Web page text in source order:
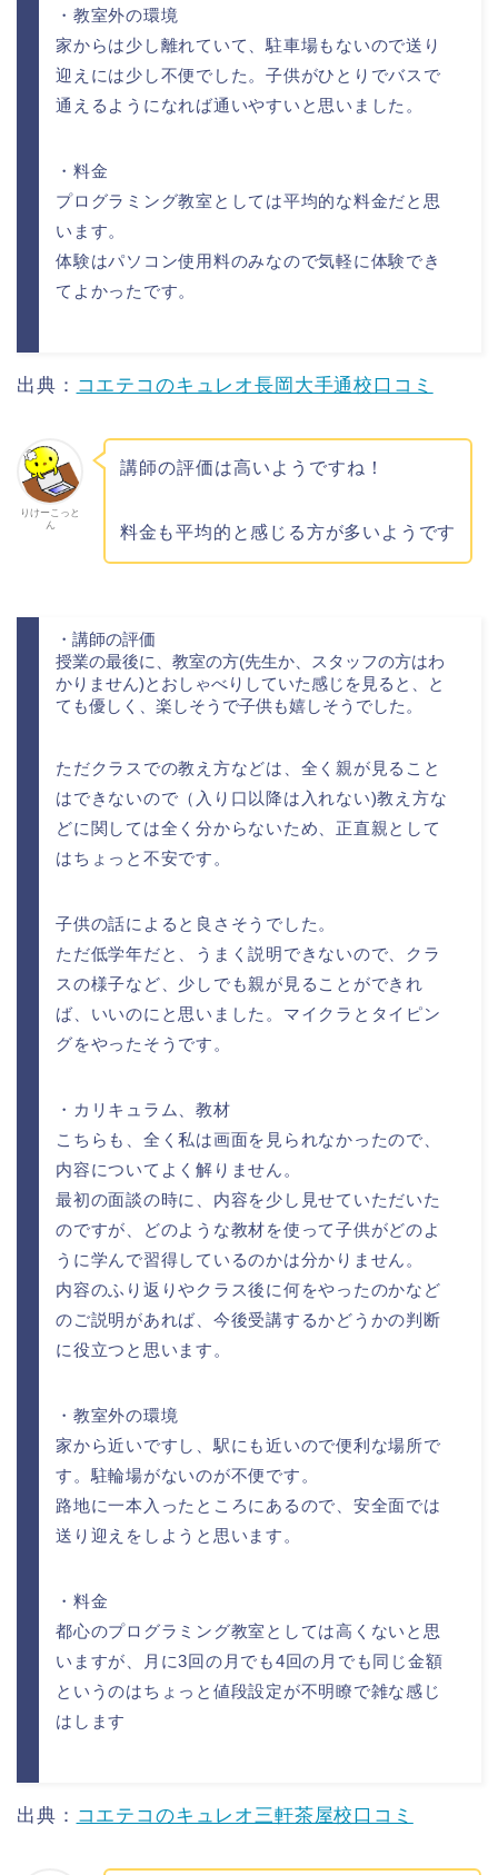
・教室外の環境
家からは少し離れていて、駐車場もないので送り
迎えには少し不便でした。子供がひとりでバスで
通えるようになれば通いやすいと思いました。
・料金
プログラミング教室としては平均的な料金だと思
います。
体験はパソコン使用料のみなので気軽に体験でき
てよかったです。
出典： コエテコのキュレオ長岡大手通校口コミ
りけーこっと
ん
講師の評価は高いようですね！
料金も平均的と感じる方が多いようです
・講師の評価
授業の最後に、教室の方(先生か、スタッフの方はわ
かりません)とおしゃべりしていた感じを見ると、と
ても優しく、楽しそうで子供も嬉しそうでした。
ただクラスでの教え方などは、全く親が見ること
はできないので（入り口以降は入れない)教え方な
どに関しては全く分からないため、正直親として
はちょっと不安です。
子供の話によると良さそうでした。
ただ低学年だと、うまく説明できないので、クラ
スの様子など、少しでも親が見ることができれ
ば、いいのにと思いました。マイクラとタイピン
グをやったそうです。
・カリキュラム、教材
こちらも、全く私は画面を見られなかったので、
内容についてよく解りません。
最初の面談の時に、内容を少し見せていただいた
のですが、どのような教材を使って子供がどのよ
うに学んで習得しているのかは分かりません。
内容のふり返りやクラス後に何をやったのかなど
のご説明があれば、今後受講するかどうかの判断
に役立つと思います。
・教室外の環境
家から近いですし、駅にも近いので便利な場所で
す。駐輪場がないのが不便です。
路地に一本入ったところにあるので、安全面では
送り迎えをしようと思います。
・料金
都心のプログラミング教室としては高くないと思
いますが、月に3回の月でも4回の月でも同じ金額
というのはちょっと値段設定が不明瞭で雑な感じ
はします
出典： コエテコのキュレオ三軒茶屋校口コミ